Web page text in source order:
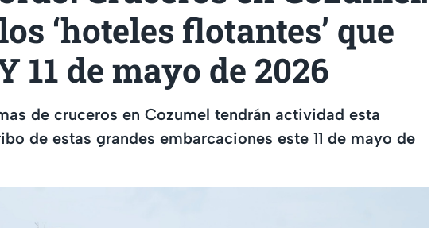
‘hoteles flotantes’ que
11 de mayo de 2026
de cruceros en Cozumel tendrán actividad esta
de estas grandes embarcaciones este 11 de mayo de